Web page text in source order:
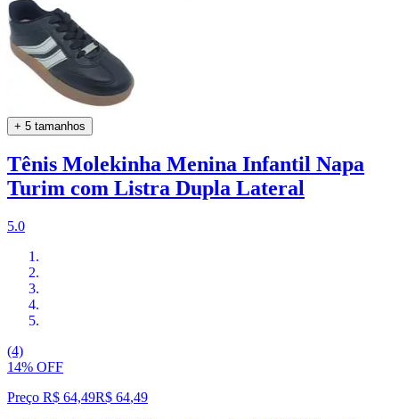
+ 5 tamanhos
Tênis Molekinha Menina Infantil Napa
Turim com Listra Dupla Lateral
5.0
(4)
14% OFF
Preço R$ 64,49R$ 64,49